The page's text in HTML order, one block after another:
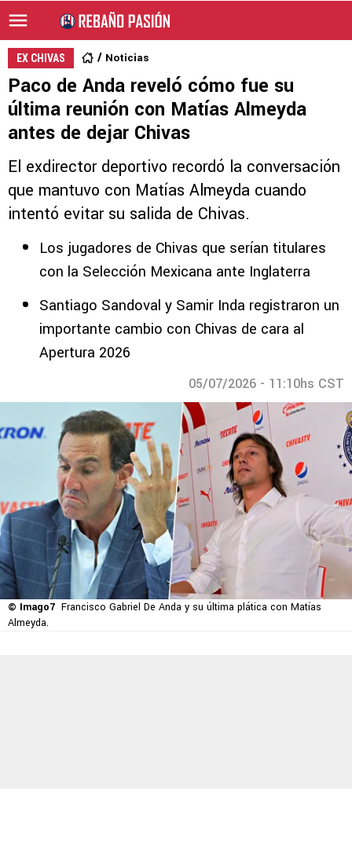
EX CHIVAS Noticias
Paco de Anda reveló cómo fue su
última reunión con Matías Almeyda
antes de dejar Chivas
El exdirector deportivo recordó la conversación
que mantuvo con Matías Almeyda cuando
intentó evitar su salida de Chivas.
Los jugadores de Chivas que serían titulares
con la Selección Mexicana ante Inglaterra
Santiago Sandoval y Samir Inda registraron un
importante cambio con Chivas de cara al
Apertura 2026
05/07/2026 - 11:10hs CST
© Imago7 Francisco Gabriel De Anda y su última plática con Matías
Almeyda.